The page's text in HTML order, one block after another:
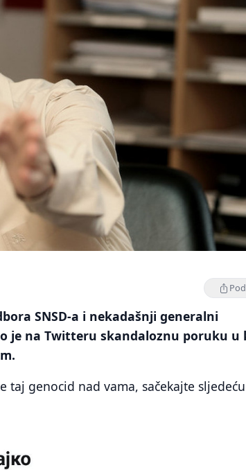
SNSD-a i nekadašnji generalni
je na Twitteru skandaloznu poruku u
taj genocid nad vama, sačekajte sljedeću